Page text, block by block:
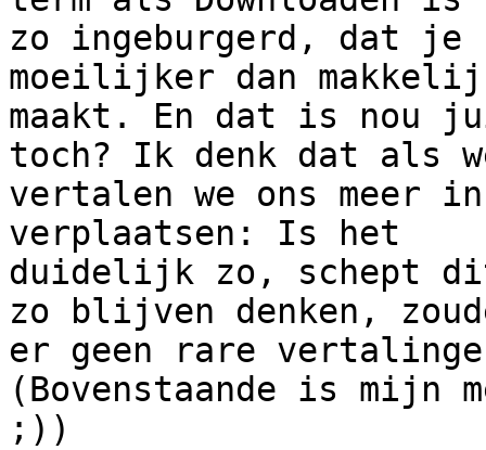
zo ingeburgerd, dat je
moeilijker dan
maakt. En dat is nou
toch? Ik denk dat als
vertalen we ons meer
verplaatsen: Is het
duidelijk zo, schept
zo blijven denken,
er geen rare
(Bovenstaande is mijn
;))